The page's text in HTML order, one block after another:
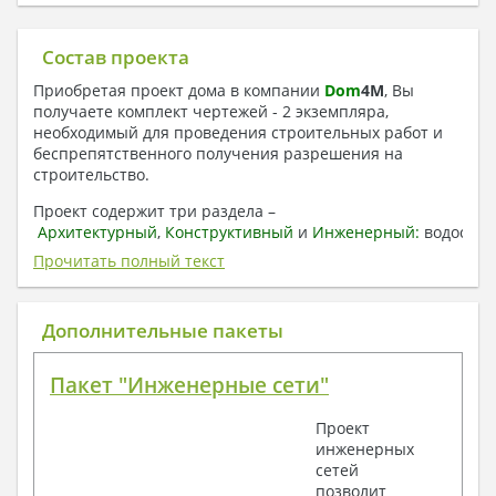
Состав проекта
Приобретая проект дома в компании Dom4M, Вы
получаете комплект чертежей - 2 экземпляра,
необходимый для проведения строительных работ и
беспрепятственного получения разрешения на
строительство.
Проект содержит три раздела –
Архитектурный, Конструктивный и Инженерный:
отопление, вентиляция, канализация,
электроснабжение (приобретается за дополнительную
плату) + Пояснительная записка.
1. Архитектурный раздел:
План координационных осей
Поэтажные маркировочные планы с
Прочитать полный текст
Дополнительные пакеты
Пакет "Инженерные сети"
Проект
инженерных
сетей
позволит